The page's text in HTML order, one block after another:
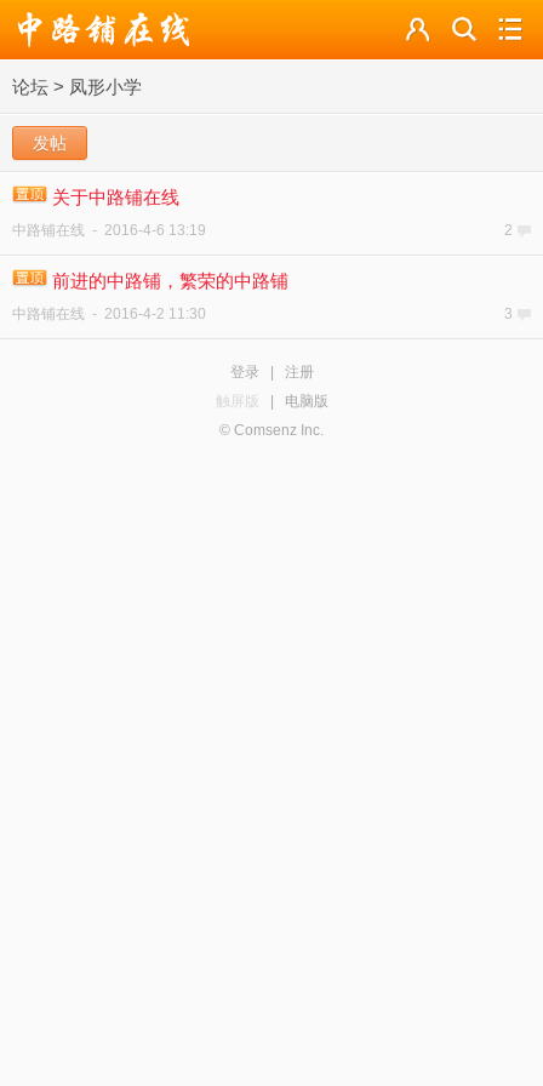
论坛 > 凤形小学
发帖
关于中路铺在线
中路铺在线 - 2016-4-6 13:19 2
前进的中路铺，繁荣的中路铺
中路铺在线 - 2016-4-2 11:30 3
登录
注册
触屏版
电脑版
© Comsenz Inc.